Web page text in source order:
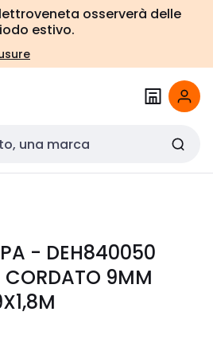
osserverà delle
estivo.
- DEH840050
CORDATO 9MM